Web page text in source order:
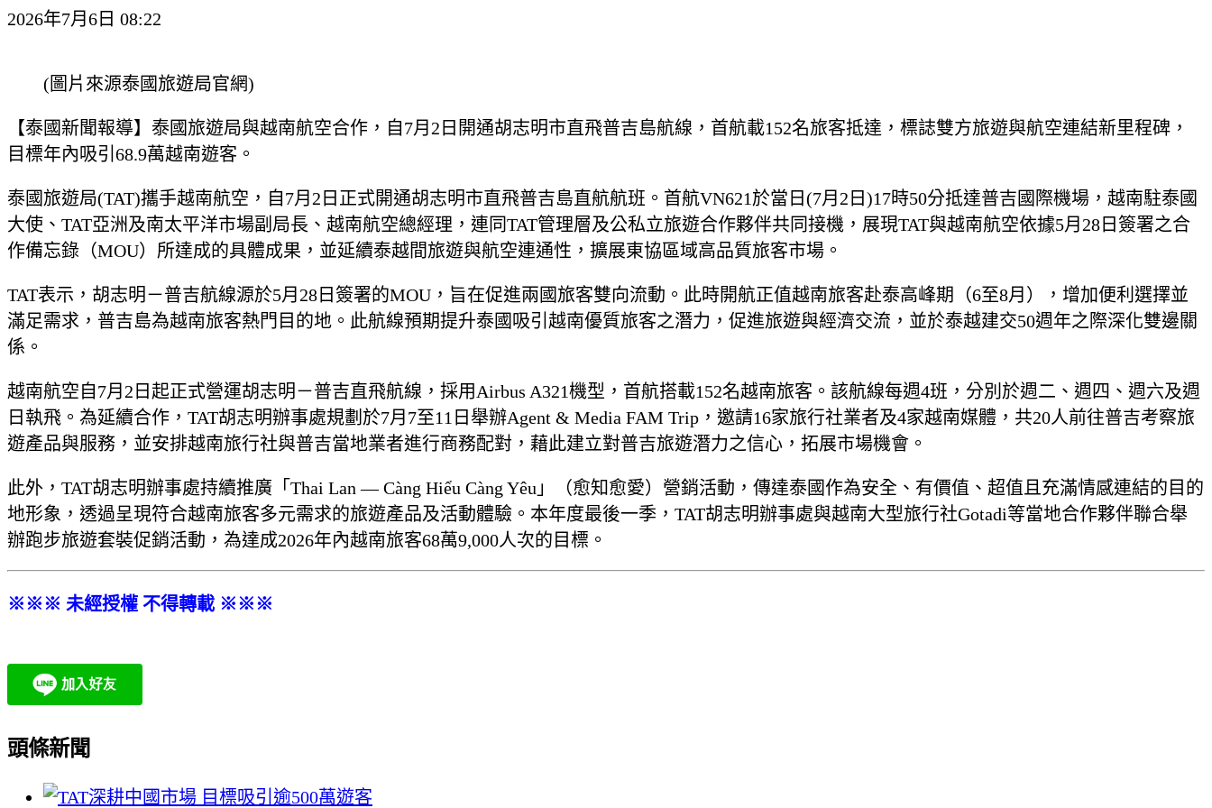
2026年7月6日 08:22
(圖片來源泰國旅遊局官網)
【泰國新聞報導】泰國旅遊局與越南航空合作，自7月2日開通胡志明市直飛普吉島航線，首航載152名旅客抵達，標誌雙方旅遊與航空連結新里程碑，
目標年內吸引68.9萬越南遊客。
泰國旅遊局(TAT)攜手越南航空，自7月2日正式開通胡志明市直飛普吉島直航航班。首航VN621於當日(7月2日)17時50分抵達普吉國際機場，越南駐泰國
大使、TAT亞洲及南太平洋市場副局長、越南航空總經理，連同TAT管理層及公私立旅遊合作夥伴共同接機，展現TAT與越南航空依據5月28日簽署之合
作備忘錄（MOU）所達成的具體成果，並延續泰越間旅遊與航空連通性，擴展東協區域高品質旅客市場。
TAT表示，胡志明－普吉航線源於5月28日簽署的MOU，旨在促進兩國旅客雙向流動。此時開航正值越南旅客赴泰高峰期（6至8月），增加便利選擇並
滿足需求，普吉島為越南旅客熱門目的地。此航線預期提升泰國吸引越南優質旅客之潛力，促進旅遊與經濟交流，並於泰越建交50週年之際深化雙邊關
係。
越南航空自7月2日起正式營運胡志明－普吉直飛航線，採用Airbus A321機型，首航搭載152名越南旅客。該航線每週4班，分別於週二、週四、週六及週
日執飛。為延續合作，TAT胡志明辦事處規劃於7月7至11日舉辦Agent & Media FAM Trip，邀請16家旅行社業者及4家越南媒體，共20人前往普吉考察旅
遊產品與服務，並安排越南旅行社與普吉當地業者進行商務配對，藉此建立對普吉旅遊潛力之信心，拓展市場機會。
此外，TAT胡志明辦事處持續推廣「Thai Lan — Càng Hiểu Càng Yêu」（愈知愈愛）營銷活動，傳達泰國作為安全、有價值、超值且充滿情感連結的目的
地形象，透過呈現符合越南旅客多元需求的旅遊產品及活動體驗。本年度最後一季，TAT胡志明辦事處與越南大型旅行社Gotadi等當地合作夥伴聯合舉
辦跑步旅遊套裝促銷活動，為達成2026年內越南旅客68萬9,000人次的目標。
※※※ 未經授權 不得轉載 ※※※
頭條新聞